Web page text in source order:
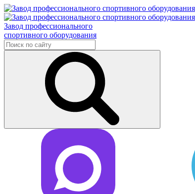
Завод профессионального
спортивного оборудования